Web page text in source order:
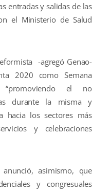
entradas y salidas de las
el Ministerio de Salud
-agregó Genao-
2020 como Semana
“promoviendo el no
durante la misma y
hacia los sectores más
y celebraciones
asimismo, que
y congresuales